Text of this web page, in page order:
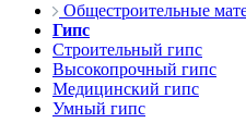
Общестроительные
Гипс
Строительный гипс
Высокопрочный гипс
Медицинский гипс
Умный гипс